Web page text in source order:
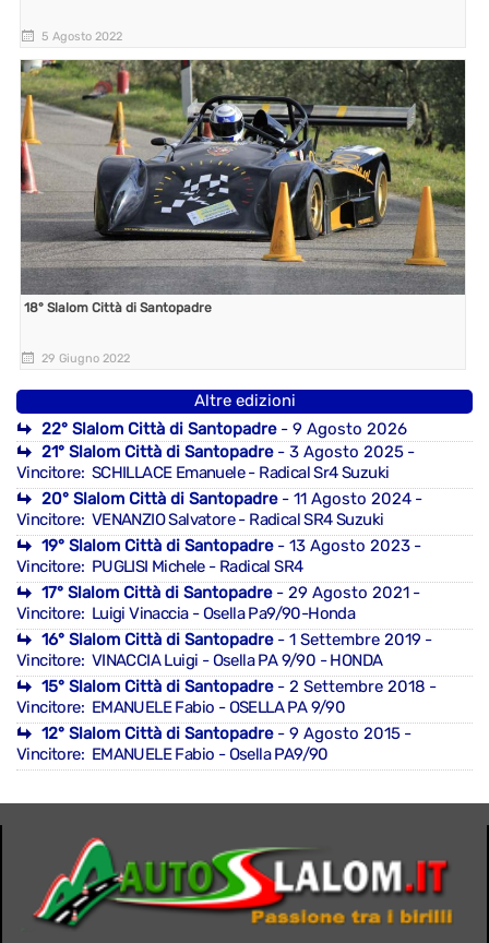
5 Agosto 2022
18° Slalom Città di Santopadre
29 Giugno 2022
Altre edizioni
22° Slalom Città di Santopadre- 9 Agosto 2026
21° Slalom Città di Santopadre- 3 Agosto 2025 -
Vincitore: SCHILLACE Emanuele - Radical Sr4 Suzuki
20° Slalom Città di Santopadre- 11 Agosto 2024 -
Vincitore: VENANZIO Salvatore - Radical SR4 Suzuki
19° Slalom Città di Santopadre- 13 Agosto 2023 -
Vincitore: PUGLISI Michele - Radical SR4
17° Slalom Città di Santopadre- 29 Agosto 2021 -
Vincitore: Luigi Vinaccia - Osella Pa9/90-Honda
16° Slalom Città di Santopadre- 1 Settembre 2019 -
Vincitore: VINACCIA Luigi - Osella PA 9/90 - HONDA
15° Slalom Città di Santopadre- 2 Settembre 2018 -
Vincitore: EMANUELE Fabio - OSELLA PA 9/90
12° Slalom Città di Santopadre- 9 Agosto 2015 -
Vincitore: EMANUELE Fabio - Osella PA9/90